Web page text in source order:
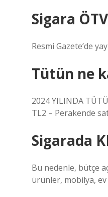
Sigara
Resmi Gazete’de
Tütün ne
2024 YILINDA
TL2 – Perakende
Sigarada
Bu nedenle, bütçe
ürünler, mobilya, ev